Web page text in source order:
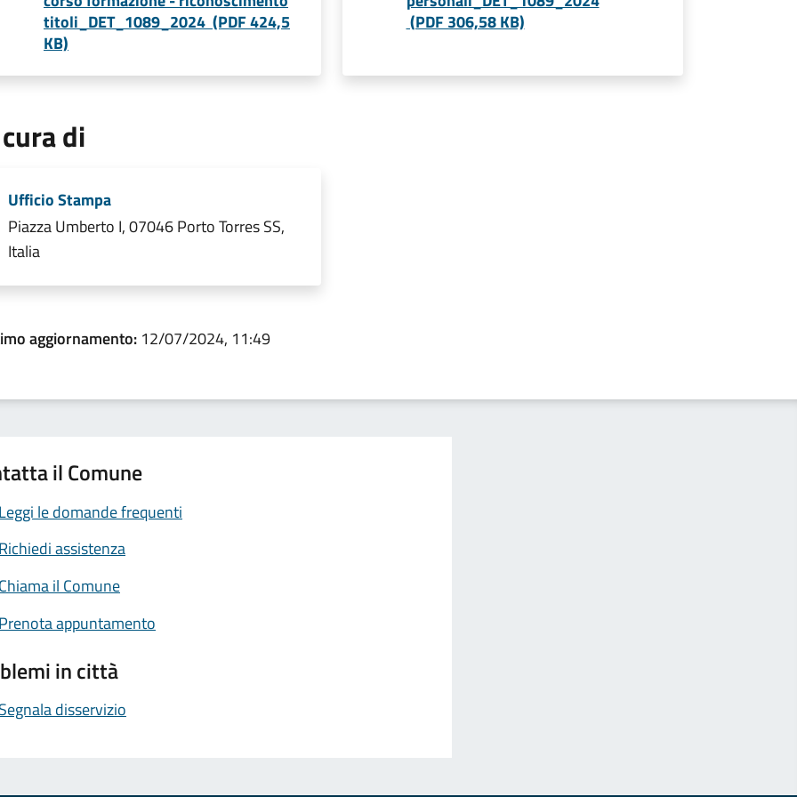
titoli_DET_1089_2024 (PDF 424,5
KB)
(PDF 306,58 KB)
di
Ufficio Stampa
Piazza Umberto I, 07046 Porto Torres SS,
Italia
aggiornamento: 12/07/2024, 11:49
il Comune
le domande frequenti
assistenza
il Comune
appuntamento
in città
disservizio